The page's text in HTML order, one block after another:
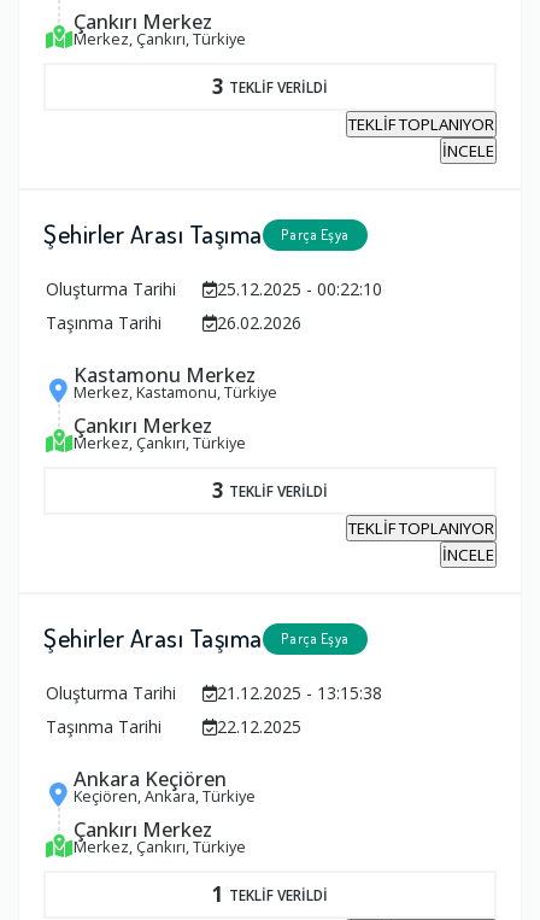
Çankırı Merkez
Merkez, Çankırı, Türkiye
3 TEKLİF VERİLDİ
TEKLİF TOPLANIYOR
İNCELE
Şehirler Arası Taşıma Parça Eşya
Oluşturma Tarihi
25.12.2025 - 00:22:10
Taşınma Tarihi
26.02.2026
Kastamonu Merkez
Merkez, Kastamonu, Türkiye
Çankırı Merkez
Merkez, Çankırı, Türkiye
3 TEKLİF VERİLDİ
TEKLİF TOPLANIYOR
İNCELE
Şehirler Arası Taşıma Parça Eşya
Oluşturma Tarihi
21.12.2025 - 13:15:38
Taşınma Tarihi
22.12.2025
Ankara Keçiören
Keçiören, Ankara, Türkiye
Çankırı Merkez
Merkez, Çankırı, Türkiye
1 TEKLİF VERİLDİ